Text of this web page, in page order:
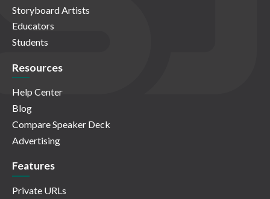
Storyboard Artists
Educators
Students
Resources
Help Center
Blog
Compare Speaker Deck
Advertising
Features
Private URLs